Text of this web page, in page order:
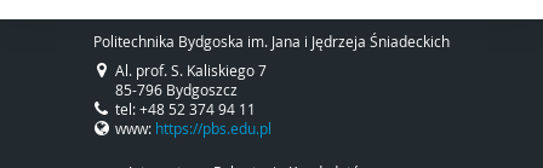
Politechnika Bydgoska im. Jana i Jędrzeja Śniadeckich
Al. prof. S. Kaliskiego 7
85-796 Bydgoszcz
tel: +48 52 374 94 11
www: https://pbs.edu.pl